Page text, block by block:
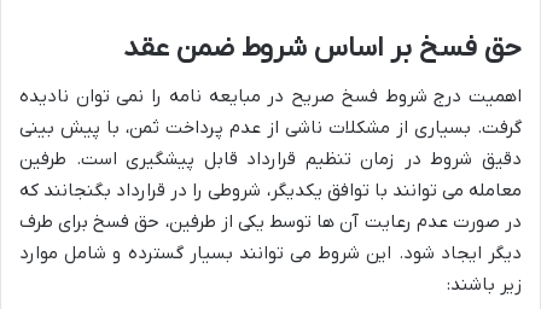
حق فسخ بر اساس شروط ضمن عقد
اهمیت درج شروط فسخ صریح در مبایعه نامه را نمی توان نادیده
گرفت. بسیاری از مشکلات ناشی از عدم پرداخت ثمن، با پیش بینی
دقیق شروط در زمان تنظیم قرارداد قابل پیشگیری است. طرفین
معامله می توانند با توافق یکدیگر، شروطی را در قرارداد بگنجانند که
در صورت عدم رعایت آن ها توسط یکی از طرفین، حق فسخ برای طرف
دیگر ایجاد شود. این شروط می توانند بسیار گسترده و شامل موارد
زیر باشند: